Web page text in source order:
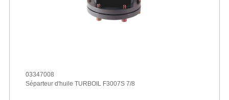
03347008
Séparteur d'huile TURBOIL F3007S 7/8